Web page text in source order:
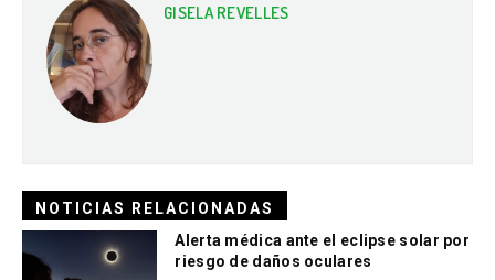
GISELA REVELLES
NOTICIAS RELACIONADAS
Alerta médica ante el eclipse solar por
riesgo de daños oculares